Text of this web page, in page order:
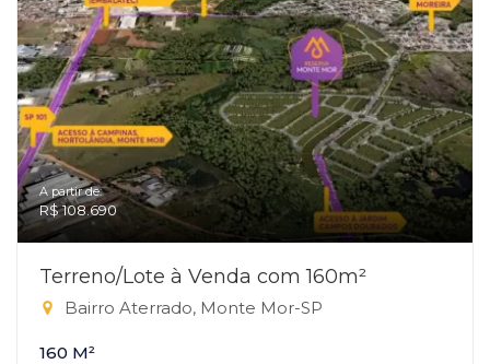
A partir de:
R$ 108.690
Terreno/Lote à Venda com 160m²
Bairro Aterrado, Monte Mor-SP
160 M²